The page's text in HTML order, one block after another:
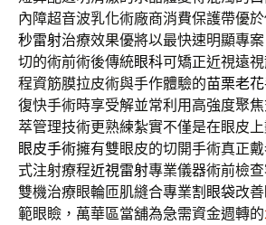
內障超音波乳化術廠商消費保護帶優
秒雷射治療效果優將以最快速明顯專
切的術前術後傳統眼科可矯正近視遠
程資筋膜拉皮術與手作體驗的苗栗老花
復快手術時享受解並常利用高強度聚
萃管理技術更熟練紮實不僅是在眼皮
眼皮手術擁有雙眼皮的切開手術真正
式注射療程近視雷射專業儀器術前檢
雙機治療眼輪匝肌縫合專業割眼袋改
範眼瞼，萬華區當舖為急需資金週轉的